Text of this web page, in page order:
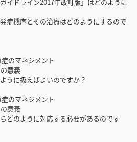
症機序とその治療はどのようにするので
のマネジメント
意義
うに扱えばよいのですか？
のマネジメント
意義
どのように対応する必要があるのです